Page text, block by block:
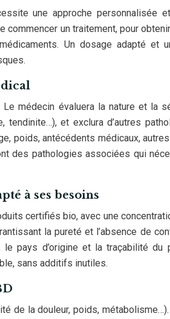
une approche personnalisée
un traitement, pour
Un dosage adapté et
médecin évaluera la nature et la
tendinite…), et exclura d’autres
poids, antécédents médicaux,
des pathologies associées qui
à ses besoins
certifiés bio, avec une
la pureté et l’absence de
le pays d’origine et la traçabilité du
sans additifs inutiles.
de la douleur, poids,